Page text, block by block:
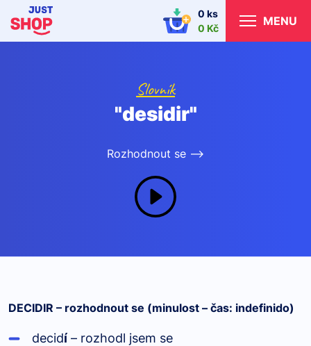
0 ks
0 Kč
MENU
Slovník
"desidir"
Rozhodnout se -->
DECIDIR – rozhodnout se (minulost – čas: indefinido)
decidí – rozhodl jsem se